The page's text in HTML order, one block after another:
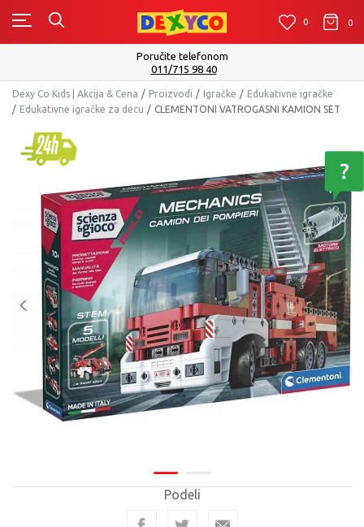
0 0 0
Isporuku možete očekivati u roku od 2 do 4 radna dana!
Pogledaj više
Dexy Co Kids | Akcija & Cena Proizvodi Igračke
Edukativne igračke
Edukativne igračke za decu
CLEMENTONI VATROGASNI KAMION SET
Podeli